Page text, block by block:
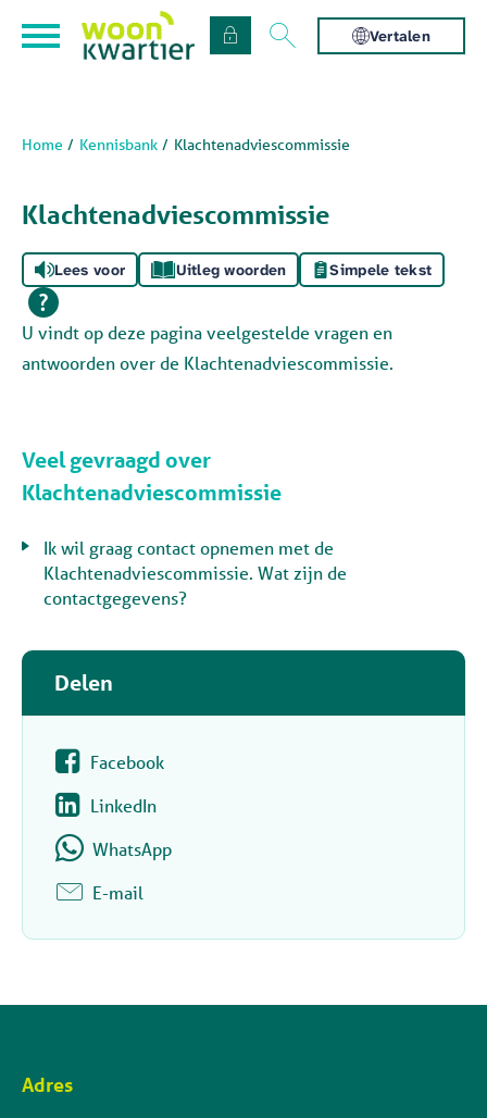
Naar de homepage
Ga naar Hoofd Vertalen
Home Kennisbank Klachtenadviescommissie
Klachtenadviescommissie
Lees voor Uitleg woorden Simpele tekst
U vindt op deze pagina veelgestelde vragen en
antwoorden over de Klachtenadviescommissie.
Veel gevraagd over
Klachtenadviescommissie
Ik wil graag contact opnemen met de
Klachtenadviescommissie. Wat zijn de
contactgegevens?
Delen
Facebook
LinkedIn
WhatsApp
E-mail
Contactinformatie
Adres